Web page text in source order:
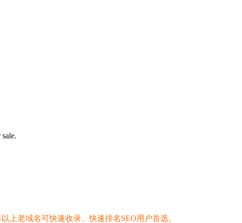
上老域名可快速收录、快速排名SEO用户首选。